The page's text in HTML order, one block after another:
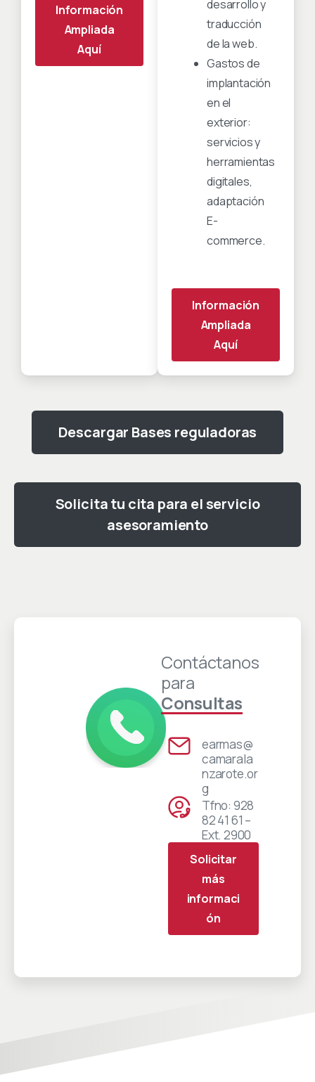
Información
Ampliada
Aquí
desarrollo y
traducción
de la web.
Gastos de
implantación
en el
exterior:
servicios y
herramientas
digitales,
adaptación
E-
commerce.
Información
Ampliada
Aquí
Descargar Bases reguladoras
Solicita tu cita para el servicio
asesoramiento
Contáctanos
para
Consultas
earmas@
camarala
nzarote.or
g
Tfno: 928
82 41 61 –
Ext. 2900
Solicitar
más
informaci
ón